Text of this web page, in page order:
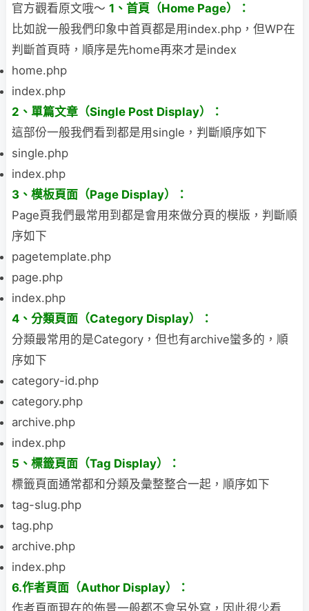
官方觀看原文哦～ 1、首頁（Home Page）：
比如說一般我們印象中首頁都是用index.php，但WP在
判斷首頁時，順序是先home再來才是index
home.php
index.php
2、單篇文章（Single Post Display）：
這部份一般我們看到都是用single，判斷順序如下
single.php
index.php
3、模板頁面（Page Display）：
Page頁我們最常用到都是會用來做分頁的模版，判斷順
序如下
pagetemplate.php
page.php
index.php
4、分類頁面（Category Display）：
分類最常用的是Category，但也有archive蠻多的，順
序如下
category-id.php
category.php
archive.php
index.php
5、標籤頁面（Tag Display）：
標籤頁面通常都和分類及彙整整合一起，順序如下
tag-slug.php
tag.php
archive.php
index.php
6.作者頁面（Author Display）：
作者頁面現在的佈景一般都不會另外寫，因此很少看